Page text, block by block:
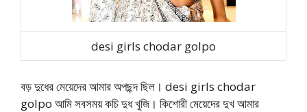
desi girls chodar golpo
বড় দুধের মেয়েদের আমার অপছন্দ ছিল। desi girls chodar
golpo আমি সবসময় কচি দুধ খুজি। কিশোরী মেয়েদের দুখ আমার